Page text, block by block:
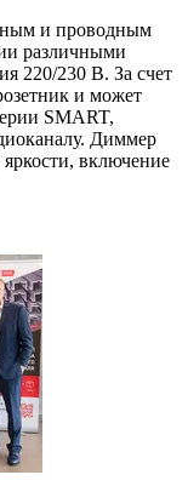
и проводным
различными
220/230 В. За счет
и может
SMART,
Диммер
включение